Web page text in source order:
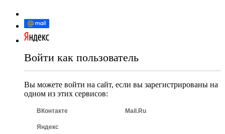
Войти как пользователь
Вы можете войти на сайт, если вы зарегистрированы на
одном из этих сервисов:
ВКонтакте Mail.Ru
Яндекс